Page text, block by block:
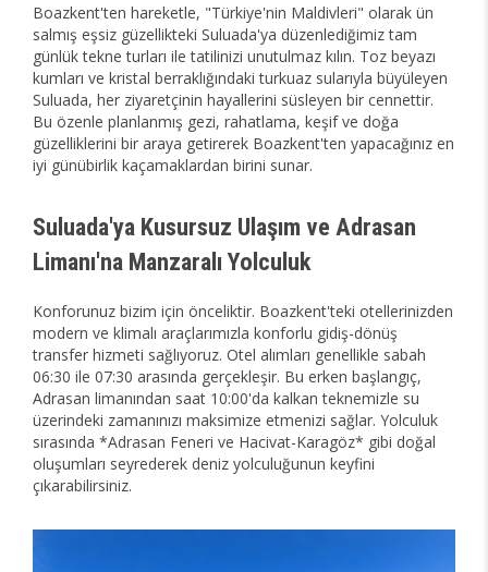
Boazkent'ten hareketle, "Türkiye'nin Maldivleri" olarak ün
salmış eşsiz güzellikteki Suluada'ya düzenlediğimiz tam
günlük tekne turları ile tatilinizi unutulmaz kılın. Toz beyazı
kumları ve kristal berraklığındaki turkuaz sularıyla büyüleyen
Suluada, her ziyaretçinin hayallerini süsleyen bir cennettir.
Bu özenle planlanmış gezi, rahatlama, keşif ve doğa
güzelliklerini bir araya getirerek Boazkent'ten yapacağınız en
iyi günübirlik kaçamaklardan birini sunar.
Suluada'ya Kusursuz Ulaşım ve Adrasan
Limanı'na Manzaralı Yolculuk
Konforunuz bizim için önceliktir. Boazkent'teki otellerinizden
modern ve klimalı araçlarımızla konforlu gidiş-dönüş
transfer hizmeti sağlıyoruz. Otel alımları genellikle sabah
06:30 ile 07:30 arasında gerçekleşir. Bu erken başlangıç,
Adrasan limanından saat 10:00'da kalkan teknemizle su
üzerindeki zamanınızı maksimize etmenizi sağlar. Yolculuk
sırasında *Adrasan Feneri ve Hacivat-Karagöz* gibi doğal
oluşumları seyrederek deniz yolculuğunun keyfini
çıkarabilirsiniz.